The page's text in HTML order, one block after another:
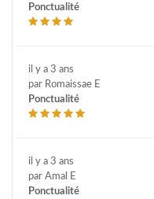
Ponctualité
il y a 3 ans
par Romaissae E
Ponctualité
il y a 3 ans
par Amal E
Ponctualité